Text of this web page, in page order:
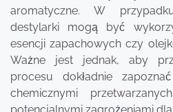
aromatyczne. W
destylarki mogą być
esencji zapachowych czy
Ważne jest jednak, aby
procesu dokładnie
chemicznymi